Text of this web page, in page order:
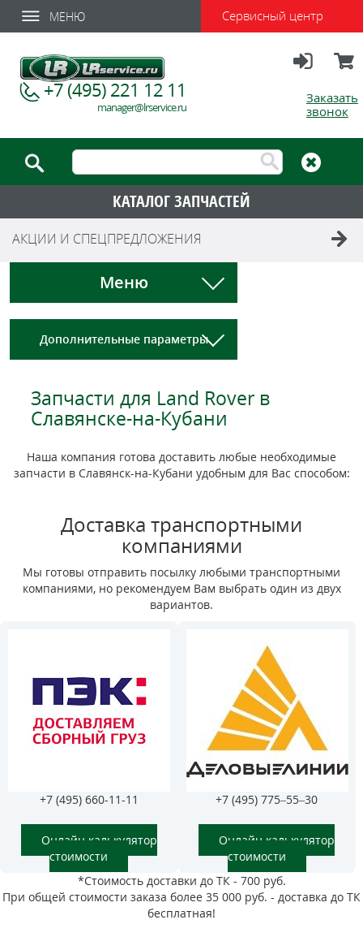
МЕНЮ Сервисный центр
Заказать
звонок
+7 (495) 221 12 11
manager@lrservice.ru
КАТАЛОГ ЗАПЧАСТЕЙ
АКЦИИ И СПЕЦПРЕДЛОЖЕНИЯ
Меню
Дополнительные параметры
Запчасти для Land Rover в
Славянске-на-Кубани
Наша компания готова доставить любые необходимые
запчасти в Славянск-на-Кубани удобным для Вас способом:
Доставка транспортными
компаниями
Мы готовы отправить посылку любыми транспортными
компаниями, но рекомендуем Вам выбрать один из двух
вариантов.
+7 (495) 660-11-11
Онлайн калькулятор
стоимости
+7 (495) 775–55–30
Онлайн калькулятор
стоимости
*Стоимость доставки до ТК - 700 руб.
При общей стоимости заказа более 35 000 руб. - доставка до ТК
бесплатная!